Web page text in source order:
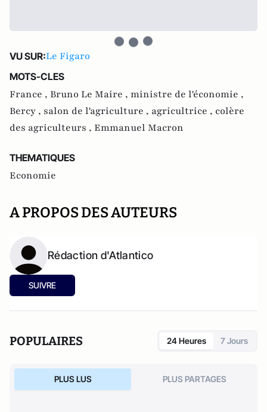
VU SUR:Le Figaro
MOTS-CLES
France , Bruno Le Maire , ministre de l'économie ,
Bercy , salon de l'agriculture , agricultrice , colère
des agriculteurs , Emmanuel Macron
THEMATIQUES
Economie
A PROPOS DES AUTEURS
Rédaction d'Atlantico
SUIVRE
POPULAIRES 24 Heures 7 Jours
PLUS LUS PLUS PARTAGES